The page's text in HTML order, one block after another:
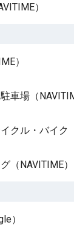
）
）
車場（
クル・バイク
（NAVITIME）
）